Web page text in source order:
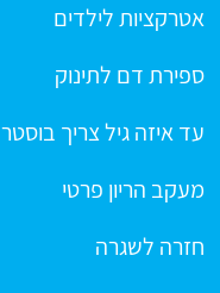
אטרקציות לילדים
ספירת דם לתינוק
עד איזה גיל צריך בוסטר
מעקב הריון פרטי
חזרה לשגרה